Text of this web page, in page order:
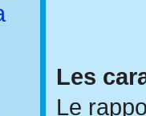
Les
Le